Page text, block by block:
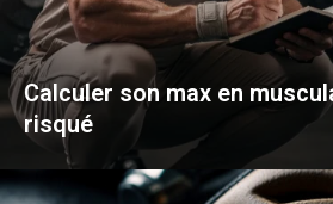
Calculer son max en
risqué